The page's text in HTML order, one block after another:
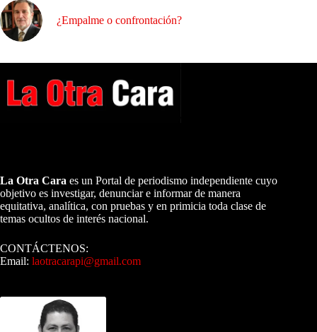
¿Empalme o confrontación?
La Otra Cara es un Portal de periodismo independiente cuyo
objetivo es investigar, denunciar e informar de manera
equitativa, analítica, con pruebas y en primicia toda clase de
temas ocultos de interés nacional.
CONTÁCTENOS:
Email: laotracarapi@gmail.com